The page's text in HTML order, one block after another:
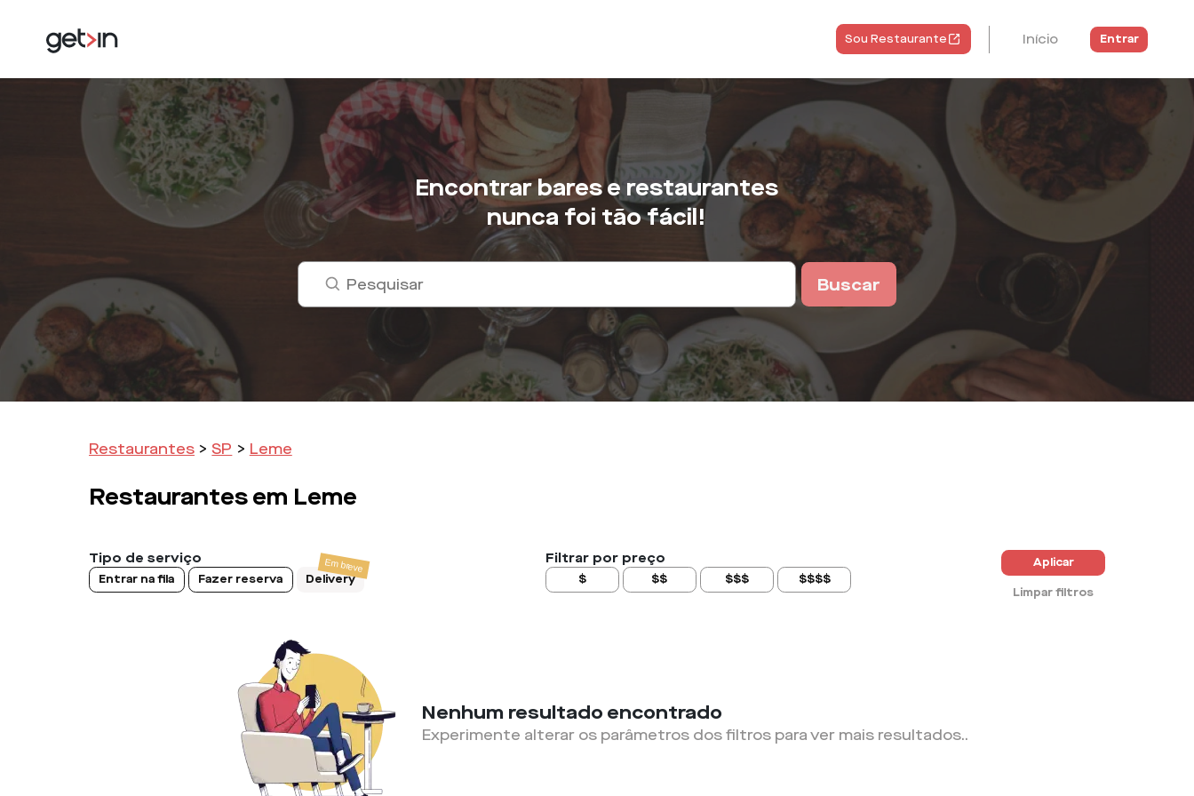
Sou Restaurante Início Entrar
Encontrar bares e restaurantes
nunca foi tão fácil!
Buscar
Restaurantes > SP > Leme
Restaurantes em Leme
Tipo de serviço
Entrar na fila Fazer reserva Delivery
Filtrar por preço
$ $$ $$$ $$$$
Aplicar
Limpar filtros
Nenhum resultado encontrado
Experimente alterar os parâmetros dos filtros para ver mais resultados..